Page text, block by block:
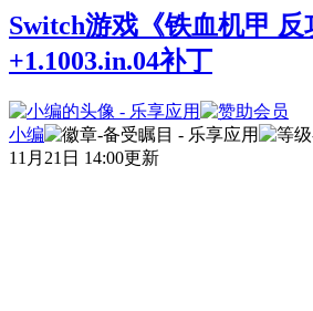
Switch游戏《铁血机甲 反
+1.1003.in.04补丁
小编
11月21日 14:00更新